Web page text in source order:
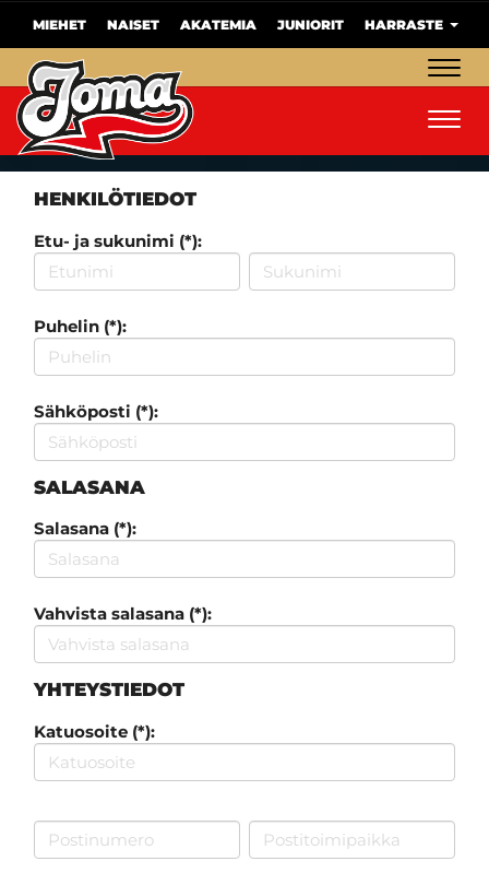
MIEHET NAISET AKATEMIA JUNIORIT HARRASTE
HENKILÖTIEDOT
Etu- ja sukunimi (*):
Puhelin (*):
Sähköposti (*):
SALASANA
Salasana (*):
Vahvista salasana (*):
YHTEYSTIEDOT
Katuosoite (*):